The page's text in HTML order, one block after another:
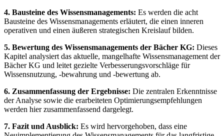
4. Bausteine des Wissensmanagements: Es werden die acht
Bausteine des Wissensmanagements erläutert, die einen inneren
operativen und einen äußeren strategischen Kreislauf bilden.
5. Bewertung des Wissensmanagements der Bächer KG: Dieses
Kapitel analysiert das aktuelle, mangelhafte Wissensmanagement der
Bächer KG und leitet gezielte Verbesserungsvorschläge für
Wissensnutzung, -bewahrung und -bewertung ab.
6. Zusammenfassung der Ergebnisse: Die zentralen Erkenntnisse
der Analyse sowie die erarbeiteten Optimierungsempfehlungen
werden hier zusammenfassend dargelegt.
7. Fazit und Ausblick: Es wird hervorgehoben, dass eine